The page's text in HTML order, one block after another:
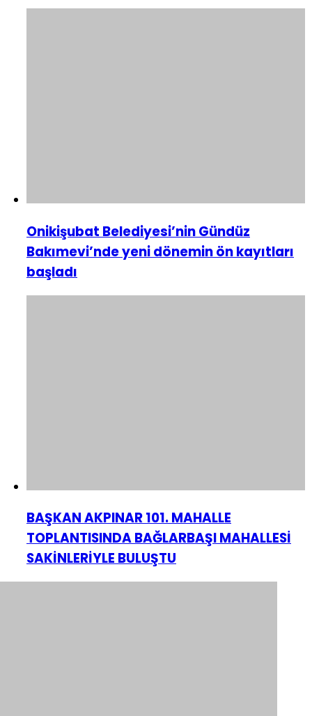
Onikişubat Belediyesi’nin Gündüz
Bakımevi’nde yeni dönemin ön kayıtları
başladı
BAŞKAN AKPINAR 101. MAHALLE
TOPLANTISINDA BAĞLARBAŞI MAHALLESİ
SAKİNLERİYLE BULUŞTU